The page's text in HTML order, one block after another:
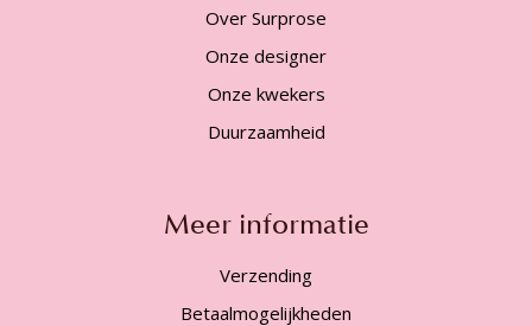
Over Surprose
Onze designer
Onze kwekers
Duurzaamheid
Meer informatie
Verzending
Betaalmogelijkheden